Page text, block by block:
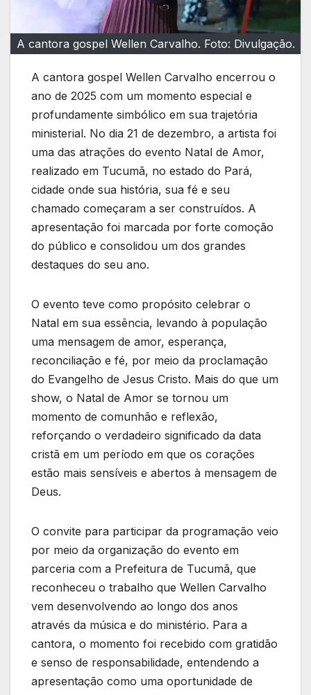
A cantora gospel Wellen Carvalho. Foto: Divulgação.
A cantora gospel Wellen Carvalho encerrou o
ano de 2025 com um momento especial e
profundamente simbólico em sua trajetória
ministerial. No dia 21 de dezembro, a artista foi
uma das atrações do evento Natal de Amor,
realizado em Tucumã, no estado do Pará,
cidade onde sua história, sua fé e seu
chamado começaram a ser construídos. A
apresentação foi marcada por forte comoção
do público e consolidou um dos grandes
destaques do seu ano.
O evento teve como propósito celebrar o
Natal em sua essência, levando à população
uma mensagem de amor, esperança,
reconciliação e fé, por meio da proclamação
do Evangelho de Jesus Cristo. Mais do que um
show, o Natal de Amor se tornou um
momento de comunhão e reflexão,
reforçando o verdadeiro significado da data
cristã em um período em que os corações
estão mais sensíveis e abertos à mensagem de
Deus.
O convite para participar da programação veio
por meio da organização do evento em
parceria com a Prefeitura de Tucumã, que
reconheceu o trabalho que Wellen Carvalho
vem desenvolvendo ao longo dos anos
através da música e do ministério. Para a
cantora, o momento foi recebido com gratidão
e senso de responsabilidade, entendendo a
apresentação como uma oportunidade de